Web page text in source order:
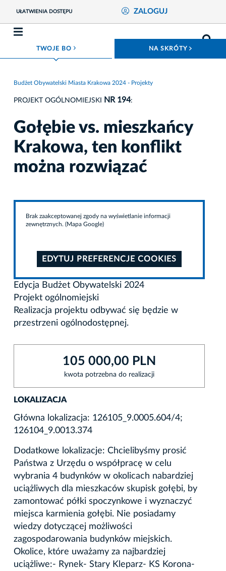
UŁATWIENIA DOSTĘPU ZALOGUJ
TWOJE BO ROZWIŃ MENU NA SKRÓTY
Budżet Obywatelski Miasta Krakowa 2024 - Projekty
PROJEKT OGÓLNOMIEJSKI NR 194:
Gołębie vs. mieszkańcy
Krakowa, ten konflikt
można rozwiązać
Brak zaakceptowanej zgody na wyświetlanie informacji
zewnętrznych. (Mapa Google)
EDYTUJ PREFERENCJE COOKIES
Edycja Budżet Obywatelski 2024
Projekt ogólnomiejski
Realizacja projektu odbywać się będzie w
przestrzeni ogólnodostępnej.
105 000,00 PLN
kwota potrzebna do realizacji
LOKALIZACJA
Główna lokalizacja: 126105_9.0005.604/4;
126104_9.0013.374
Dodatkowe lokalizacje: Chcielibyśmy prosić
Państwa z Urzędu o współpracę w celu
wybrania 4 budynków w okolicach nabardziej
uciążliwych dla mieszkaców skupisk gołębi, by
zamontować półki spoczynkowe i wyznaczyć
miejsca karmienia gołębi. Nie posiadamy
wiedzy dotyczącej możliwości
zagospodarowania budynków miejskich.
Okolice, które uważamy za najbardziej
uciążliwe:- Rynek- Stary Kleparz- KS Korona-